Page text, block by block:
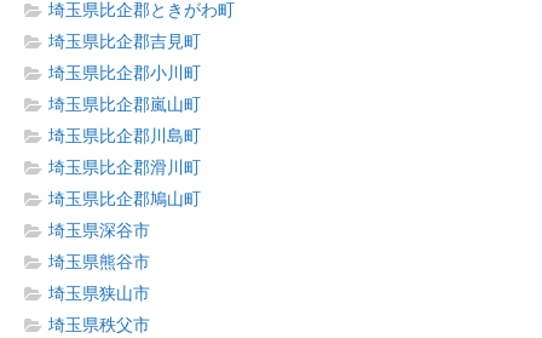
埼玉県比企郡ときがわ町
埼玉県比企郡吉見町
埼玉県比企郡小川町
埼玉県比企郡嵐山町
埼玉県比企郡川島町
埼玉県比企郡滑川町
埼玉県比企郡鳩山町
埼玉県深谷市
埼玉県熊谷市
埼玉県狭山市
埼玉県秩父市